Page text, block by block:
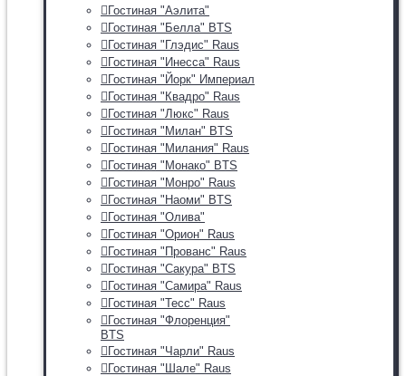
Гостиная "Аэлита"
Гостиная "Белла" BTS
Гостиная "Глэдис" Raus
Гостиная "Инесса" Raus
Гостиная "Йорк" Империал
Гостиная "Квадро" Raus
Гостиная "Люкс" Raus
Гостиная "Милан" BTS
Гостиная "Милания" Raus
Гостиная "Монако" BTS
Гостиная "Монро" Raus
Гостиная "Наоми" BTS
Гостиная "Олива"
Гостиная "Орион" Raus
Гостиная "Прованс" Raus
Гостиная "Сакура" BTS
Гостиная "Самира" Raus
Гостиная "Тесс" Raus
Гостиная "Флоренция"
BTS
Гостиная "Чарли" Raus
Гостиная "Шале" Raus